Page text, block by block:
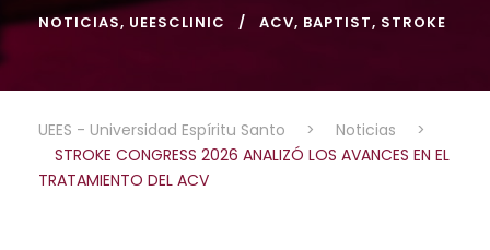
NOTICIAS, UEESCLINIC ACV, BAPTIST, STROKE
UEES - Universidad Espíritu Santo > Noticias
>
STROKE CONGRESS 2026 ANALIZÓ LOS AVANCES EN EL
TRATAMIENTO DEL ACV